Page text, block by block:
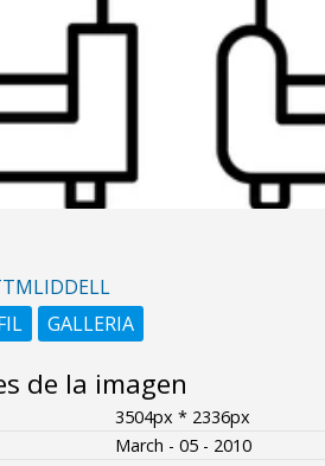
GALLERIA
de la imagen
3504px * 2336px
March - 05 - 2010